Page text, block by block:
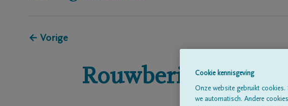
← Vorige
Rouwberichten in
Cookie kennisgeving
Onze website gebruikt
we automatisch. Andere